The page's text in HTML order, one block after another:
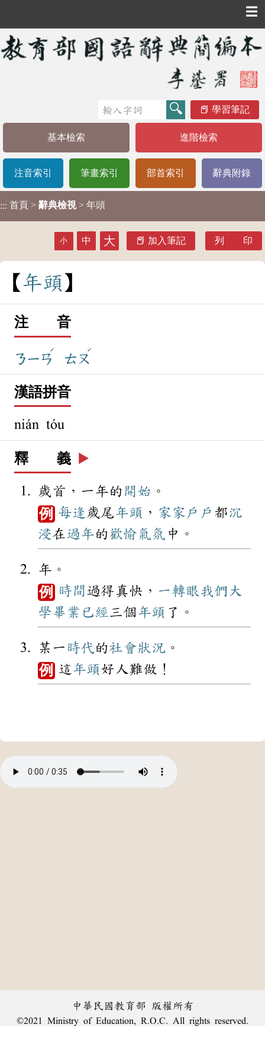
☰
學習筆記
基本檢索 進階檢索
注音索引 筆畫索引 部首索引 辭典附錄
::: 首頁 > 辭典檢視 > 年頭
小 中 大 加入筆記 列 印
年頭
注 音
ㄋㄧㄢ
ˊ
ㄊㄡ
ˊ
漢語拼音
nián tóu
釋 義 ▶️
歲首，一年的 開始 。
例 每逢 歲尾年頭 ， 家家戶戶 都沉
浸在過年的歡愉氣氛 中。
年。
例 時間過得真快， 一轉眼 我們 大
學 畢業 已經三個年頭 了。
某一 時代的社會狀況 。
例 這 年頭好人難做！
中華民國教育部 版權所有
©2021 Ministry of Education, R.O.C. All rights reserved.